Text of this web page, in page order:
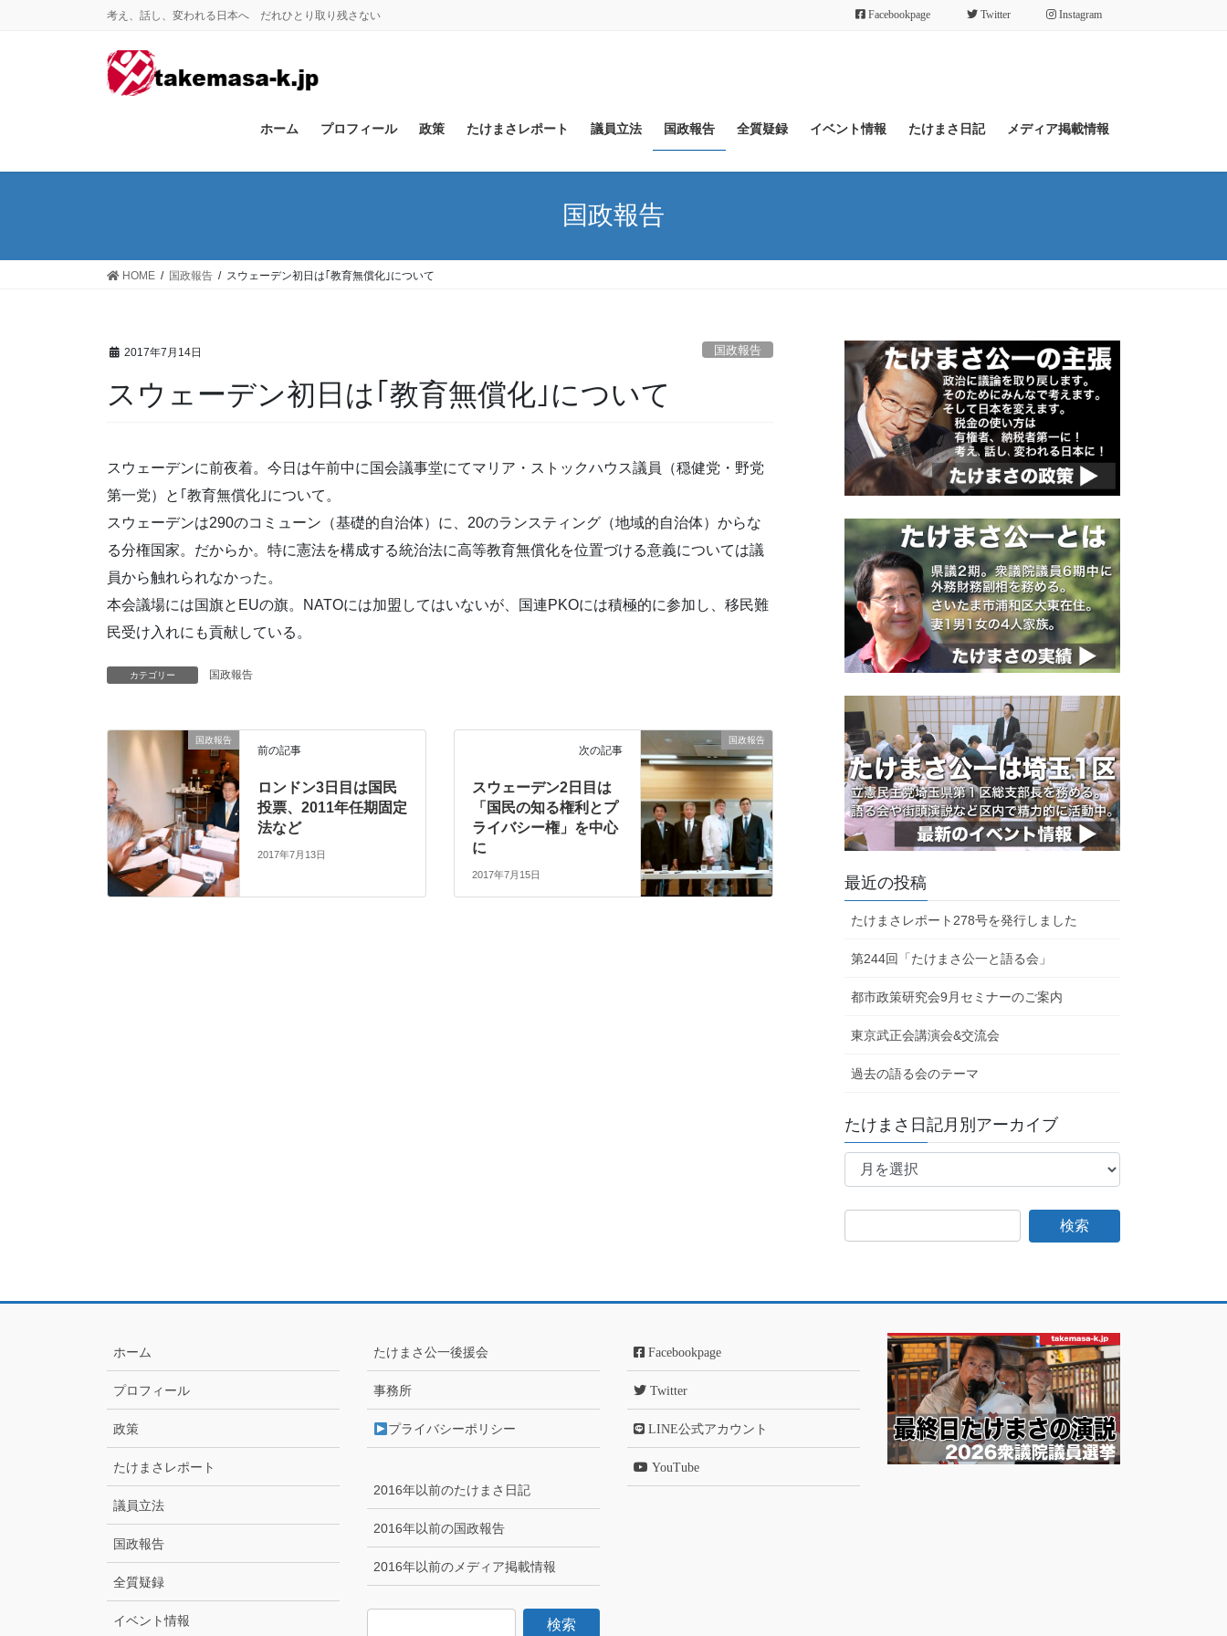
考え、話し、変われる日本へ だれひとり取り残さない Facebookpage Twitter Instagram
ホーム プロフィール 政策 たけまさレポート 議員立法 国政報告 全質疑録 イベント情報 たけまさ日記 メディア掲載情報
国政報告
HOME 国政報告 スウェーデン初日は｢教育無償化｣について
2017年7月14日 国政報告
スウェーデン初日は｢教育無償化｣について
スウェーデンに前夜着。今日は午前中に国会議事堂にてマリア・ストックハウス議員（穏健党・野党
第一党）と｢教育無償化｣について。
スウェーデンは290のコミューン（基礎的自治体）に、20のランスティング（地域的自治体）からな
る分権国家。だからか。特に憲法を構成する統治法に高等教育無償化を位置づける意義については議
員から触れられなかった。
本会議場には国旗とEUの旗。NATOには加盟してはいないが、国連PKOには積極的に参加し、移民難
民受け入れにも貢献している。
カテゴリー 国政報告
国政報告
前の記事
ロンドン3日目は国民
投票、2011年任期固定
法など
2017年7月13日
国政報告
次の記事
スウェーデン2日目は
「国民の知る権利とプ
ライバシー権」を中心
に
2017年7月15日 最近の投稿
たけまさレポート278号を発行しました
第244回「たけまさ公一と語る会」
都市政策研究会9月セミナーのご案内
東京武正会講演会&交流会
過去の語る会のテーマ
たけまさ日記月別アーカイブ
た
日
別
カ
ホーム
プロフィール
政策
たけまさレポート
議員立法
国政報告
全質疑録
イベント情報
たけまさ公一後援会
事務所
プライバシーポリシー
2016年以前のたけまさ日記
2016年以前の国政報告
2016年以前のメディア掲載情報
Facebookpage
Twitter
LINE公式アカウント
YouTube